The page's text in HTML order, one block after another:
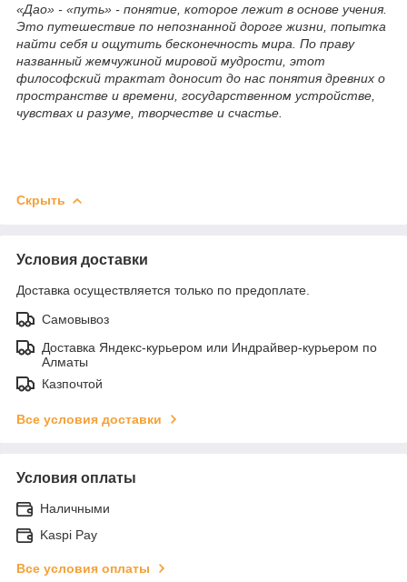
«Дао» - «путь» - понятие, которое лежит в основе учения.
Это путешествие по непознанной дороге жизни, попытка
найти себя и ощутить бесконечность мира. По праву
названный жемчужиной мировой мудрости, этот
философский трактат доносит до нас понятия древних о
пространстве и времени, государственном устройстве,
чувствах и разуме, творчестве и счастье.
Скрыть
Условия доставки
Доставка осуществляется только по предоплате.
Самовывоз
Доставка Яндекс-курьером или Индрайвер-курьером по
Алматы
Казпочтой
Все условия доставки
Условия оплаты
Наличными
Kaspi Pay
Все условия оплаты